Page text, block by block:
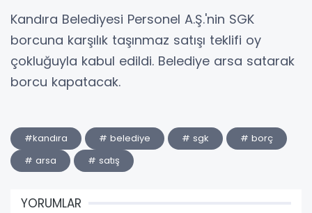
Kandıra Belediyesi Personel A.Ş.'nin SGK
borcuna karşılık taşınmaz satışı teklifi oy
çokluğuyla kabul edildi. Belediye arsa satarak
borcu kapatacak.
#kandıra # belediye # sgk
# borç
# arsa
# satış
YORUMLAR